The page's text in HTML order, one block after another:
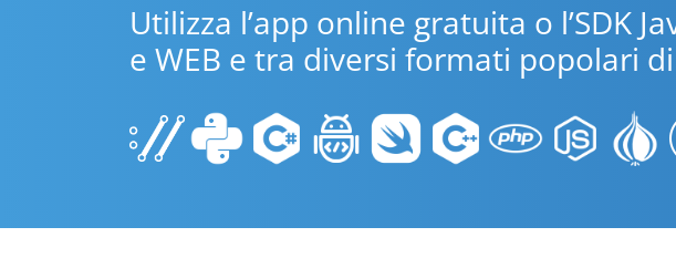
Utilizza l’app online gratuita o l’SDK
e WEB e tra diversi formati popolari